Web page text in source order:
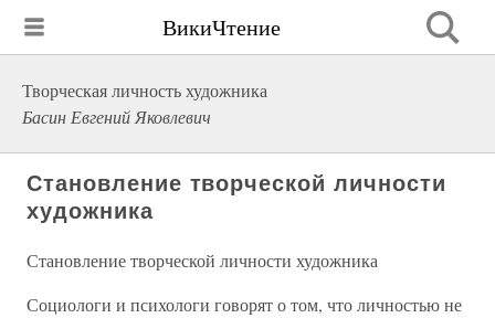
ВикиЧтение
Творческая личность художника
Басин Евгений Яковлевич
Становление творческой личности
художника
Становление творческой личности художника
Социологи и психологи говорят о том, что личностью не